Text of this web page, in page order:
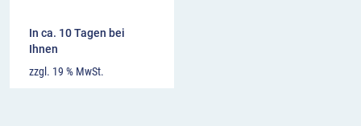
In ca. 10 Tagen bei
Ihnen
zzgl. 19 % MwSt.